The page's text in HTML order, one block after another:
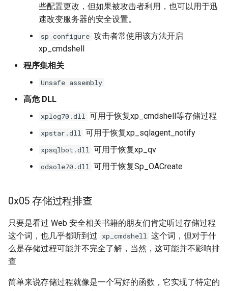
些配置更改，但如果被攻击者利用，也可以用于迅
速改变服务器的安全设置。
sp_configure 攻击者常使用该方法开启
xp_cmdshell
程序集相关
Unsafe assembly
高危 DLL
xplog70.dll 可用于恢复xp_cmdshell等存储过程
xpstar.dll 可用于恢复xp_sqlagent_notify
xpsqlbot.dll 可用于恢复xp_qv
odsole70.dll 可用于恢复Sp_OACreate
0x05 存储过程排查
只要是看过 Web 安全相关书籍的朋友们肯定听过存储过程
这个词，也几乎都听到过 xp_cmdshell 这个词，但对于什
么是存储过程可能并不完全了解，当然，这可能并不影响排
查
简单来说存储过程就像是一个写好的函数，它实现了特定的